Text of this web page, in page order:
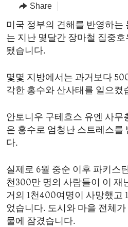
Navigation
Skip
Search
AFRICA
AMERICAS
ASIA
MIDDLE EAST
TOPICS
HUMAN RIGHTS
SECURITY AND DEFENSE
DEMOCRACY AND
ENVIRONMENT AND HEALTH
IDEALS AND INSTITUTIONS
ARCHIVE
ABOUT US
Share
미국 정부의 견해를 반영하는
는 지난 몇달간 장마철 집중
됐습니다.
몇몇 지방에서는 과거보다
각한 홍수와 산사태를 일으켰
안토니우 구테흐스 유엔 사무
은 홍수로 엄청난 스트레스를
다.
실제로 6월 중순 이후 파키스
천300만 명의 사람들이 이 재
거의 1천400여명이 사망했고
었습니다. 도시와 마을 전체
물에 잠겼습니다.